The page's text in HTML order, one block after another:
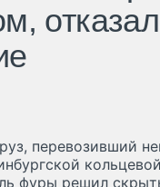
перевозивший
фуры решил